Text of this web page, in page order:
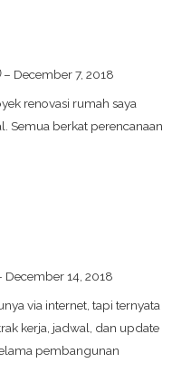
– December 7, 2018
renovasi rumah saya
Semua berkat perencanaan
December 14, 2018
via internet, tapi ternyata
kerja, jadwal, dan update
pembangunan